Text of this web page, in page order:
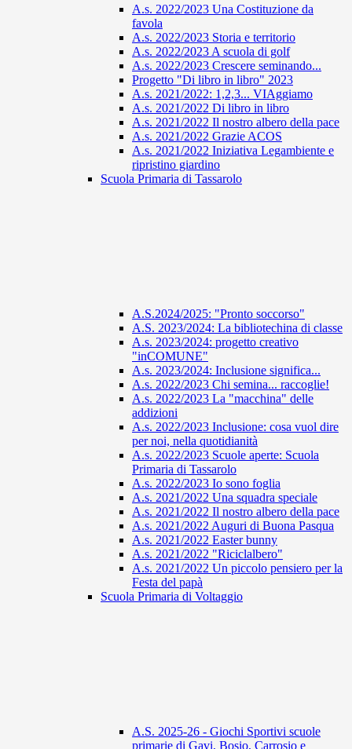
A.s. 2022/2023 Una Costituzione da
favola
A.s. 2022/2023 Storia e territorio
A.s. 2022/2023 A scuola di golf
A.s. 2022/2023 Crescere seminando...
Progetto "Di libro in libro" 2023
A.s. 2021/2022: 1,2,3... VIAggiamo
A.s. 2021/2022 Di libro in libro
A.s. 2021/2022 Il nostro albero della pace
A.s. 2021/2022 Grazie ACOS
A.s. 2021/2022 Iniziativa Legambiente e
ripristino giardino
Scuola Primaria di Tassarolo
A.S.2024/2025: "Pronto soccorso"
A.S. 2023/2024: La bibliotechina di classe
A.s. 2023/2024: progetto creativo
"inCOMUNE"
A.s. 2023/2024: Inclusione significa...
A.s. 2022/2023 Chi semina... raccoglie!
A.s. 2022/2023 La "macchina" delle
addizioni
A.s. 2022/2023 Inclusione: cosa vuol dire
per noi, nella quotidianità
A.s. 2022/2023 Scuole aperte: Scuola
Primaria di Tassarolo
A.s. 2022/2023 Io sono foglia
A.s. 2021/2022 Una squadra speciale
A.s. 2021/2022 Il nostro albero della pace
A.s. 2021/2022 Auguri di Buona Pasqua
A.s. 2021/2022 Easter bunny
A.s. 2021/2022 "Riciclalbero"
A.s. 2021/2022 Un piccolo pensiero per la
Festa del papà
Scuola Primaria di Voltaggio
A.S. 2025-26 - Giochi Sportivi scuole
primarie di Gavi, Bosio, Carrosio e